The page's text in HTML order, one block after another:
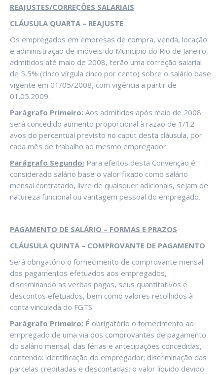
REAJUSTES/CORREÇÕES SALARIAIS
CLÁUSULA QUARTA – REAJUSTE
Os empregados em empresas de compra, venda, locação
e administração de imóveis do Município do Rio de Janeiro,
admitidos até maio de 2008, terão uma correção salarial
de 5,5% (cinco vírgula cinco por cento) sobre o salário base
vigente em 01/05/2008, com vigência a partir de
01.05.2009.
Parágrafo Primeiro: Aos admitidos após maio de 2008
será concedido aumento proporcional à razão de 1/12
avos do percentual previsto no caput desta cláusula, por
cada mês de trabalho ao mesmo empregador.
Parágrafo Segundo: Para efeitos desta Convenção é
considerado salário base o valor fixado como salário
mensal contratado, livre de quaisquer adicionais, sejam de
natureza funcional ou vantagem pessoal do empregado.
PAGAMENTO DE SALÁRIO – FORMAS E PRAZOS
CLÁUSULA QUINTA – COMPROVANTE DE PAGAMENTO
Será obrigatório o fornecimento de comprovante mensal
dos pagamentos efetuados aos empregados,
discriminando as verbas pagas, seus quantitativos e
descontos efetuados, bem como valores recolhidos à
conta vinculada do FGTS.
Parágrafo Primeiro: É obrigatório o fornecimento ao
empregado de uma via dos comprovantes de pagamento
do salário mensal, das férias e antecipações concedidas,
contendo: identificação do empregador; discriminação das
parcelas creditadas e descontadas; o valor líquido devido